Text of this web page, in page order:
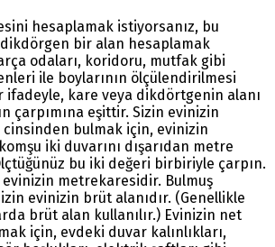
hesaplamak istiyorsanız, bu
bir alan hesaplamak
odaları, koridoru, mutfak gibi
ile boylarının ölçülendirilmesi
ifadeyle, kare veya dikdörtgenin alanı
çarpımına eşittir. Sizin evinizin
cinsinden bulmak için, evinizin
iki duvarını dışarıdan metre
bu iki değeri birbiriyle çarpın.
evinizin metrekaresidir. Bulmuş
evinizin brüt alanıdır. (Genellikle
brüt alan kullanılır.) Evinizin net
için, evdeki duvar kalınlıkları,